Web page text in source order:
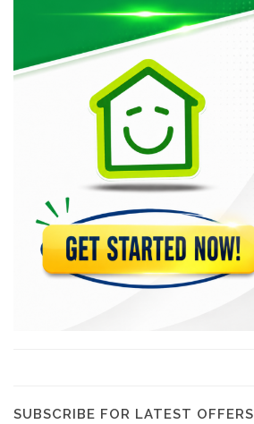
Ministère de…
29828
OAVCT (Office…
29681
Ministère des…
26684
SUBSCRIBE FOR LATEST OFFERS